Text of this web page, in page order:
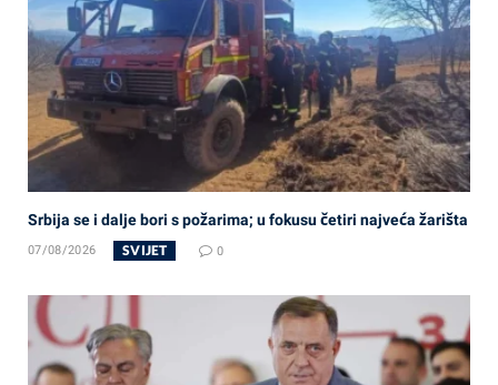
Srbija se i dalje bori s požarima; u fokusu četiri najveća žarišta
07/08/2026 SVIJET 0